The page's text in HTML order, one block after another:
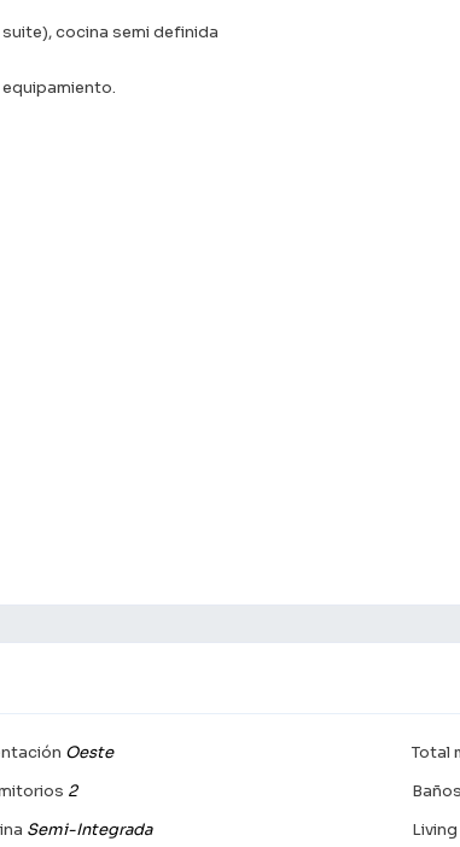
cocina semi definida
Oeste Total
2 Baños
Semi-Integrada